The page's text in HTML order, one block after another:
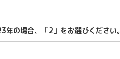
の場合、「2」をお選びください。